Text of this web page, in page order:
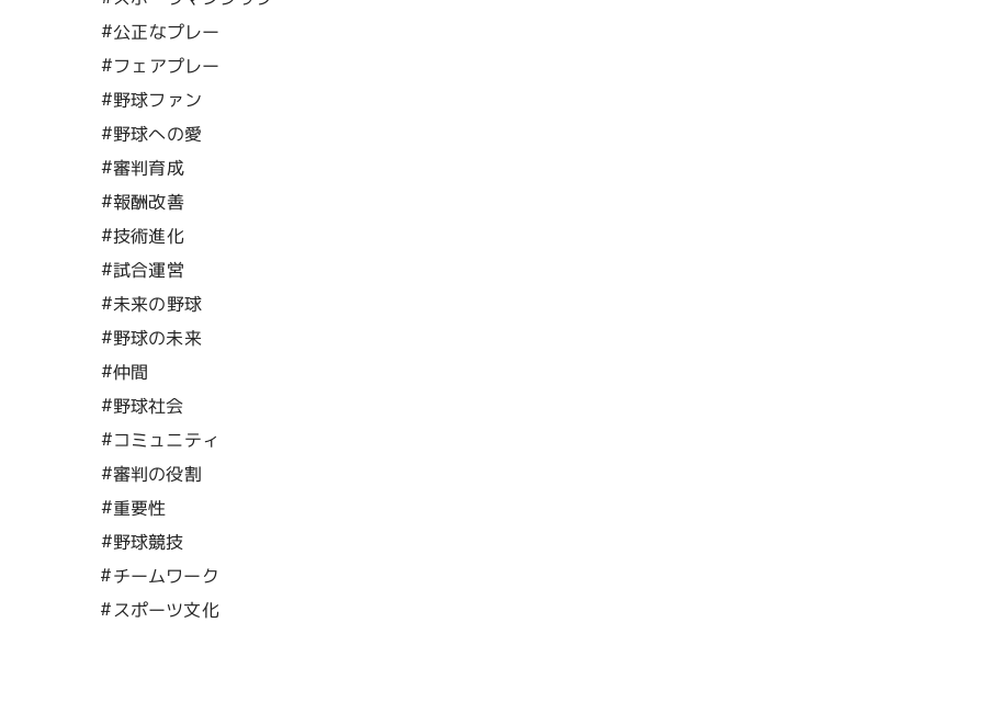
#公正なプレー
#フェアプレー
#野球ファン
#野球への愛
#審判育成
#報酬改善
#技術進化
#試合運営
#未来の野球
#野球の未来
#仲間
#野球社会
#コミュニティ
#審判の役割
#重要性
#野球競技
#チームワーク
#スポーツ文化